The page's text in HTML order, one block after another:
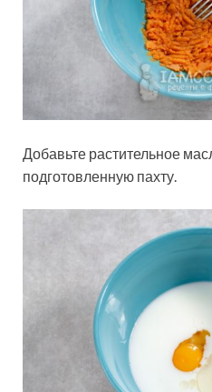
Добавьте растительное
подготовленную пахту.